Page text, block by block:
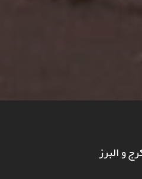
و البرز